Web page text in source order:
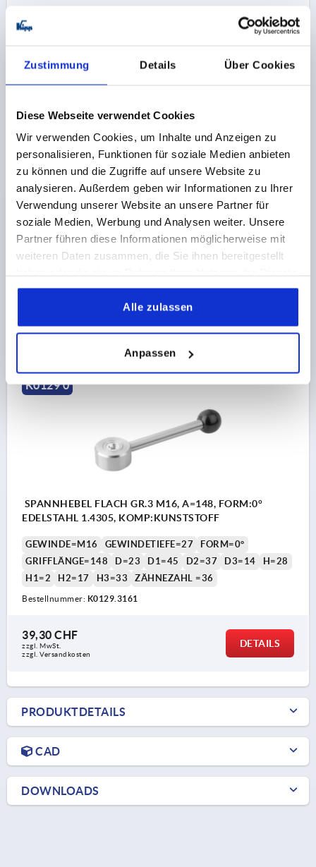
Zustimmung Details Über Cookies
Diese Webseite verwendet Cookies
Wir verwenden Cookies, um Inhalte und Anzeigen zu
personalisieren, Funktionen für soziale Medien anbieten
zu können und die Zugriffe auf unsere Website zu
analysieren. Außerdem geben wir Informationen zu Ihrer
Verwendung unserer Website an unsere Partner für
soziale Medien, Werbung und Analysen weiter. Unsere
Partner führen diese Informationen möglicherweise mit
weiteren Daten zusammen, die Sie ihnen bereitgestellt
gesammelt haben.
Alle zulassen
Anpassen
zzgl. MwSt.
zzgl. Versandkosten
DETAILS
SPANNHEBEL FLACH GR.2 M12, A=131, FORM:0°
EDELSTAHL 1.4305, KOMP:KUNSTSTOFF
GEWINDE=M12 GEWINDETIEFE=21
FORM=0°
GRIFFLÄNGE=131
D1=41 D2=30 D3=12
H=22
Bestellnummer:K0129.2121
33,32 CHF
zzgl. MwSt.
DETAILS
K0129 0
SPANNHEBEL FLACH GR.3 M16, A=148, FORM:0°
EDELSTAHL 1.4305, KOMP:KUNSTSTOFF
GEWINDE=M16 GEWINDETIEFE=27
FORM=0°
GRIFFLÄNGE=148
D=23 D1=45 D2=37 D3=14
H=28
H1=2
H2=17 H3=33 ZÄHNEZAHL =36
Bestellnummer: K0129.3161
39,30 CHF
zzgl. MwSt.
zzgl. Versandkosten
DETAILS
PRODUKTDETAILS
CAD
DOWNLOADS